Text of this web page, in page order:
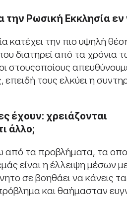
την Ρωσική Εκκλησία εν
την πιο υψηλή
διατηρεί από τα χρόνια
στουςοποίους
τους ελκύει η
έχουν: χρειάζονται
άλλο;
από τα προβλήματα, τα
είναι η έλλειψη μέσων
σε βοηθάει να κάνεις
και θαήμασταν